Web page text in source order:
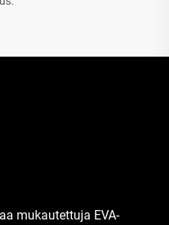
mukautettuja EVA-